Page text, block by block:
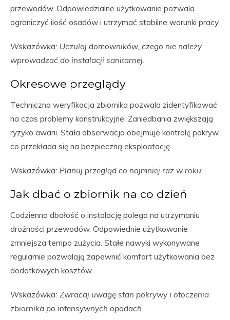
przewodów. Odpowiedzialne użytkowanie pozwala
ograniczyć ilość osadów i utrzymać stabilne warunki pracy.
Wskazówka: Uczulaj domowników, czego nie należy
wprowadzać do instalacji sanitarnej.
Okresowe przeglądy
Techniczna weryfikacja zbiornika pozwala zidentyfikować
na czas problemy konstrukcyjne. Zaniedbania zwiększają
ryzyko awarii. Stała obserwacja obejmuje kontrolę pokryw,
co przekłada się na bezpieczną eksploatację.
Wskazówka: Planuj przegląd co najmniej raz w roku.
Jak dbać o zbiornik na co dzień
Codzienna dbałość o instalację polega na utrzymaniu
drożności przewodów. Odpowiednie użytkowanie
zmniejsza tempo zużycia. Stałe nawyki wykonywane
regularnie pozwalają zapewnić komfort użytkowania bez
dodatkowych kosztów.
Wskazówka: Zwracaj uwagę stan pokrywy i otoczenia
zbiornika po intensywnych opadach.